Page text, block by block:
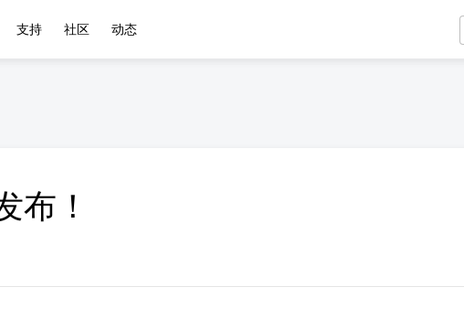
支持 社区 动态
布！